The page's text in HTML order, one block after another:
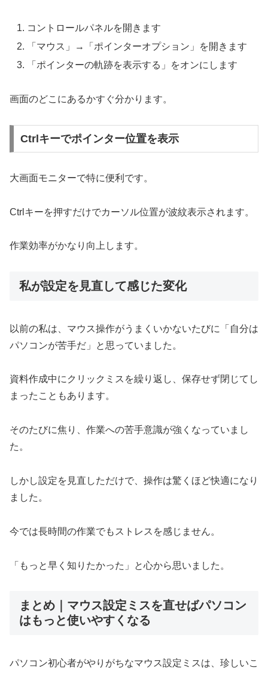
コントロールパネルを開きます
「マウス」→「ポインターオプション」を開きます
「ポインターの軌跡を表示する」をオンにします
画面のどこにあるかすぐ分かります。
Ctrlキーでポインター位置を表示
大画面モニターで特に便利です。
Ctrlキーを押すだけでカーソル位置が波紋表示されます。
作業効率がかなり向上します。
私が設定を見直して感じた変化
以前の私は、マウス操作がうまくいかないたびに「自分は
パソコンが苦手だ」と思っていました。
資料作成中にクリックミスを繰り返し、保存せず閉じてし
まったこともあります。
そのたびに焦り、作業への苦手意識が強くなっていまし
た。
しかし設定を見直しただけで、操作は驚くほど快適になり
ました。
今では長時間の作業でもストレスを感じません。
「もっと早く知りたかった」と心から思いました。
まとめ｜マウス設定ミスを直せばパソコン
はもっと使いやすくなる
パソコン初心者がやりがちなマウス設定ミスは、珍しいこ